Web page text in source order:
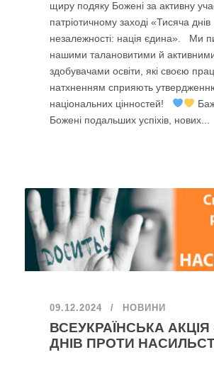
щиру подяку Божені за активну
патріотичному заході «Тисяча днів
незалежності: нація єдина». Ми
нашими талановитими й
здобувачами освіти, які своєю
натхненням сприяють
національних цінностей!
Божені подальших успіхів, нових...
09.12.2024 НОВИНИ
ВСЕУКРАЇНСЬКА АКЦІЯ
ДНІВ ПРОТИ